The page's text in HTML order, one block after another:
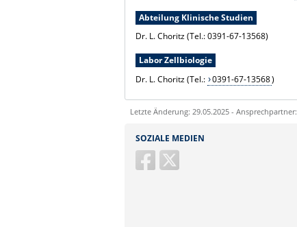
Abteilung Klinische Studien
Dr. L. Choritz (Tel.: 0391-67-13568)
Labor Zellbiologie
Dr. L. Choritz (Tel.: 0391-67-13568)
Letzte Änderung: 29.05.2025 - Ansprechpartner:
Ihre E-Mailadresse:
SOZIALE MEDIEN